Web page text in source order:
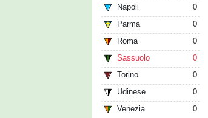
Napoli
0
Parma
0
Roma
0
Sassuolo
0
Torino
0
Udinese
0
Venezia
0